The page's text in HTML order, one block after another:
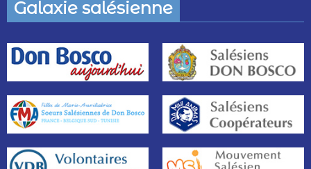
Galaxie salésienne